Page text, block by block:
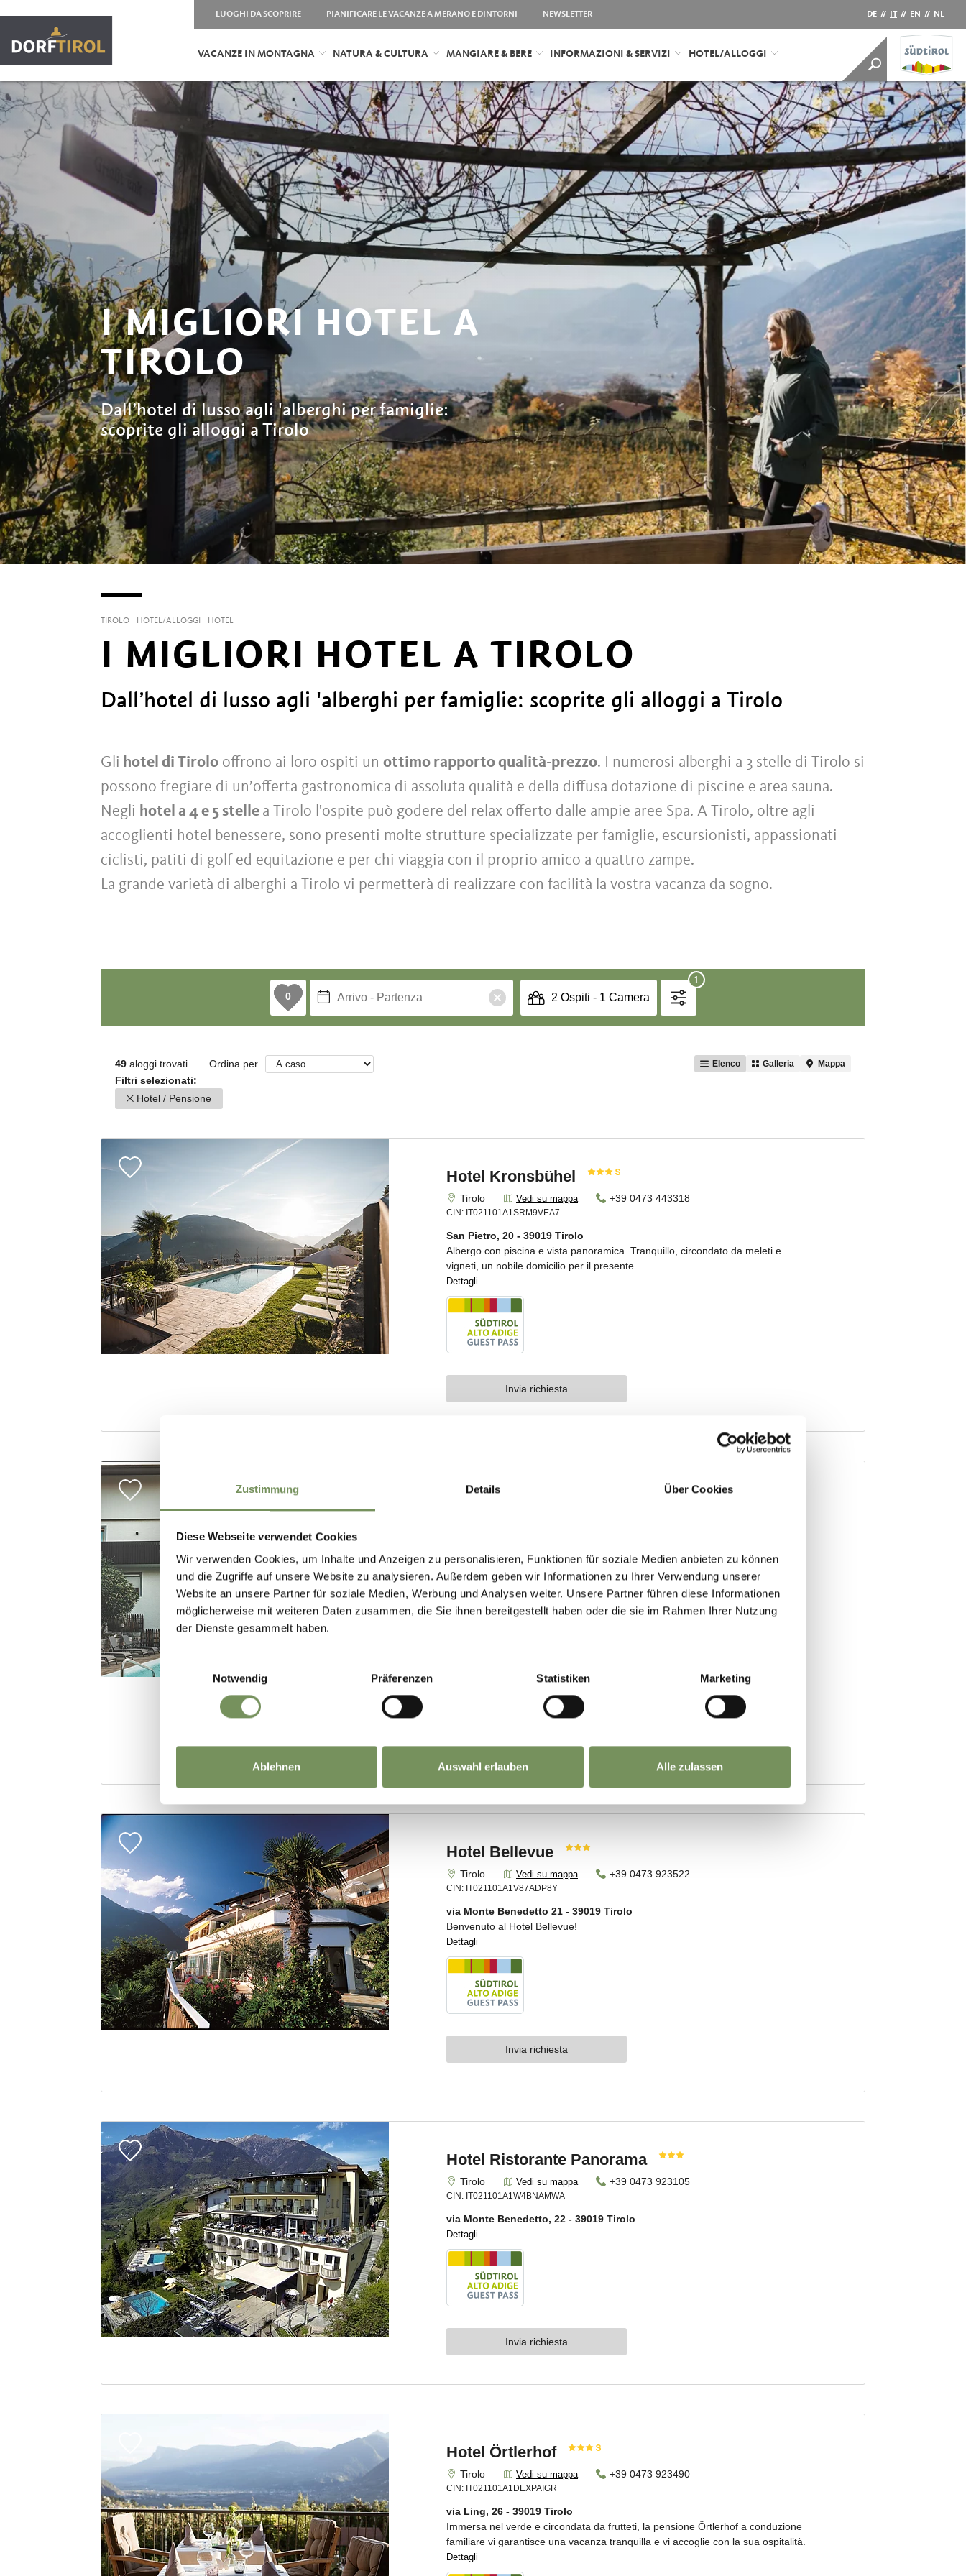
Zustimmung Details Über Cookies
Diese Webseite verwendet Cookies
Wir verwenden Cookies, um Inhalte und Anzeigen zu personalisieren, Funktionen für soziale Medien anbieten zu können
und die Zugriffe auf unsere Website zu analysieren. Außerdem geben wir Informationen zu Ihrer Verwendung unserer
Website an unsere Partner für soziale Medien, Werbung und Analysen weiter. Unsere Partner führen diese Informationen
möglicherweise mit weiteren Daten zusammen, die Sie ihnen bereitgestellt haben oder die sie im Rahmen Ihrer Nutzung
der Dienste gesammelt haben.
Einwilligungsauswahl
Notwendig
Präferenzen Statistiken Marketing
Ablehnen Auswahl erlauben Alle zulassen
LUOGHI DA SCOPRIRE PIANIFICARE LE VACANZE A MERANO E DINTORNI NEWSLETTER DE // IT // EN // NL
VACANZE IN MONTAGNA NATURA & CULTURA MANGIARE & BERE INFORMAZIONI & SERVIZI HOTEL/ALLOGGI
I MIGLIORI HOTEL A
TIROLO
Dall’hotel di lusso agli 'alberghi per famiglie:
scoprite gli alloggi a Tirolo
TIROLO HOTEL/ALLOGGI HOTEL
I MIGLIORI HOTEL A TIROLO
Dall’hotel di lusso agli 'alberghi per famiglie: scoprite gli alloggi a Tirolo
Gli hotel di Tirolo offrono ai loro ospiti un ottimo rapporto qualità-prezzo. I numerosi alberghi a 3 stelle di Tirolo si
possono fregiare di un’offerta gastronomica di assoluta qualità e della diffusa dotazione di piscine e area sauna.
Negli hotel a 4 e 5 stelle a Tirolo l'ospite può godere del relax offerto dalle ampie aree Spa. A Tirolo, oltre agli
accoglienti hotel benessere, sono presenti molte strutture specializzate per famiglie, escursionisti, appassionati
ciclisti, patiti di golf ed equitazione e per chi viaggia con il proprio amico a quattro zampe.
La grande varietà di alberghi a Tirolo vi permetterà di realizzare con facilità la vostra vacanza da sogno.